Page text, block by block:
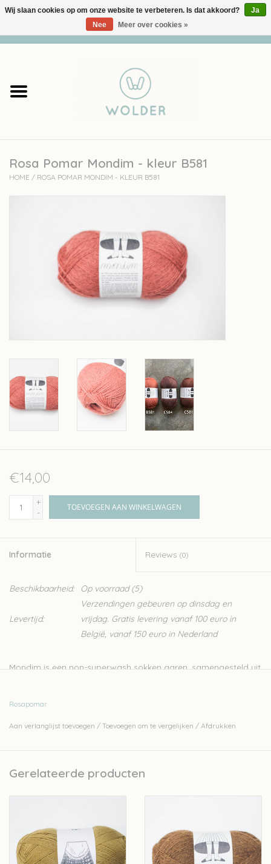
Garens
Accessoires
Rosa Pomar Mondim - kleur B581
HOME / ROSA POMAR MONDIM - KLEUR B581
€14,00
+
-
TOEVOEGEN AAN WINKELWAGEN
Informatie Reviews (0)
Beschikbaarheid: Op voorraad(5)
Levertijd:
Verzendingen gebeuren op dinsdag en
vrijdag. Gratis levering vanaf 100 euro in
België, vanaf 150 euro in Nederland
Mondim is een non-superwash sokken garen, samengesteld uit
100% Portugese wol
Je kan heel wat sokkenpatronen voor deze wol vinden:
Meias da tia barborita socks
Ascent socks
Rosapomar
Aan verlanglijst toevoegen / Toevoegen om te vergelijken / Afdrukken
Gerelateerde producten
Wij slaan cookies op om onze website te verbeteren. Is dat akkoord?
Ja
Nee
Meer over cookies »